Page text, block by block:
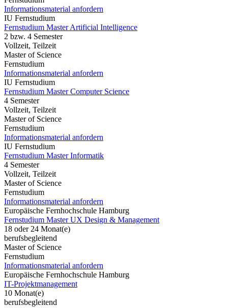
Informationsmaterial anfordern
IU Fernstudium
Fernstudium Master Artificial Intelligence
2 bzw. 4 Semester
Vollzeit, Teilzeit
Master of Science
Fernstudium
Informationsmaterial anfordern
IU Fernstudium
Fernstudium Master Computer Science
4 Semester
Vollzeit, Teilzeit
Master of Science
Fernstudium
Informationsmaterial anfordern
IU Fernstudium
Fernstudium Master Informatik
4 Semester
Vollzeit, Teilzeit
Master of Science
Fernstudium
Informationsmaterial anfordern
Europäische Fernhochschule Hamburg
Fernstudium Master UX Design & Management
18 oder 24 Monat(e)
berufsbegleitend
Master of Science
Fernstudium
Informationsmaterial anfordern
Europäische Fernhochschule Hamburg
IT-Projektmanagement
10 Monat(e)
berufsbegleitend